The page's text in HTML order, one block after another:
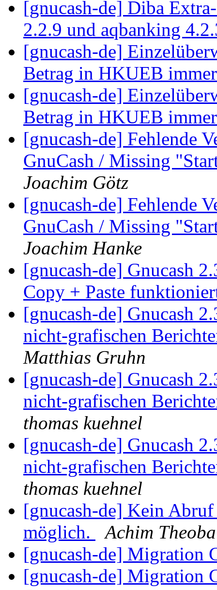
[gnucash-de] Diba
2.2.9 und aqbanking
[gnucash-de]
Betrag in HKUEB
[gnucash-de]
Betrag in HKUEB
[gnucash-de] Fehlende
GnuCash / Missing
Joachim Götz
[gnucash-de] Fehlende
GnuCash / Missing
Joachim Hanke
[gnucash-de] Gnucash
Copy + Paste
[gnucash-de] Gnucash
nicht-grafischen
Matthias Gruhn
[gnucash-de] Gnucash
nicht-grafischen
thomas kuehnel
[gnucash-de] Gnucash
nicht-grafischen
thomas kuehnel
[gnucash-de] Kein
möglich.
Achim
[gnucash-de] Migration
[gnucash-de] Migration